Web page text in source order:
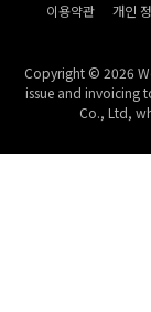
이용약관 개인
Copyright © 2026
issue and invoicing
Co., Ltd,